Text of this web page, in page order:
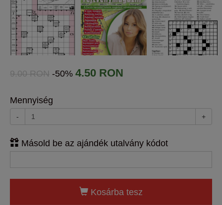
9.00 RON -50% 4.50 RON
Mennyiség
- +
Másold be az ajándék utalvány kódot
Kosárba tesz